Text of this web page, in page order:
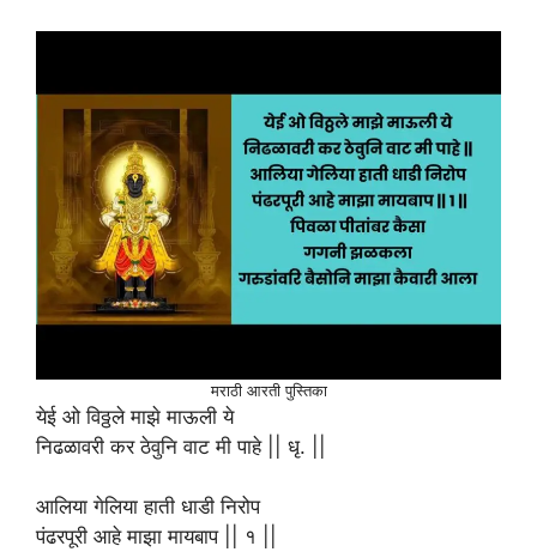
मराठी आरती पुस्तिका
येई ओ विठ्ठले माझे माऊली ये
निढळावरी कर ठेवुनि वाट मी पाहे || धृ. ||
आलिया गेलिया हाती धाडी निरोप
पंढरपूरी आहे माझा मायबाप || १ ||